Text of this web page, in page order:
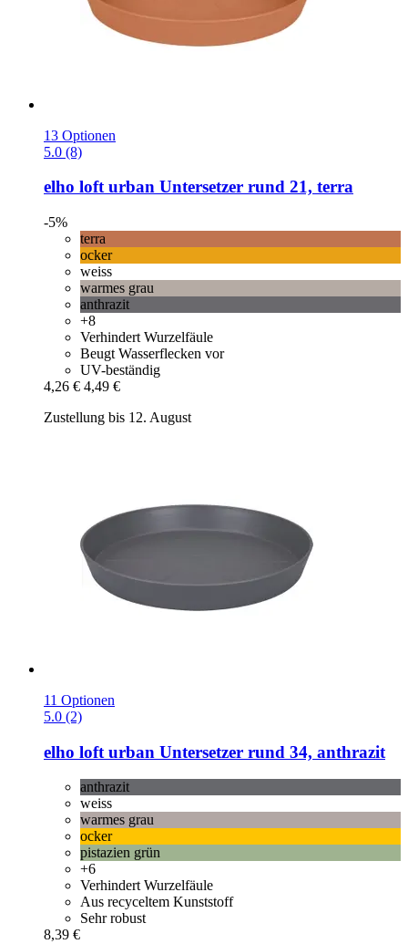
13 Optionen
5.0 (8)
elho loft urban Untersetzer rund 21, terra
-5%
terra
ocker
weiss
warmes grau
anthrazit
+8
Verhindert Wurzelfäule
Beugt Wasserflecken vor
UV-beständig
4,26 € 4,49 €
Zustellung bis 12. August
11 Optionen
5.0 (2)
elho loft urban Untersetzer rund 34, anthrazit
anthrazit
weiss
warmes grau
ocker
pistazien grün
+6
Verhindert Wurzelfäule
Aus recyceltem Kunststoff
Sehr robust
8,39 €